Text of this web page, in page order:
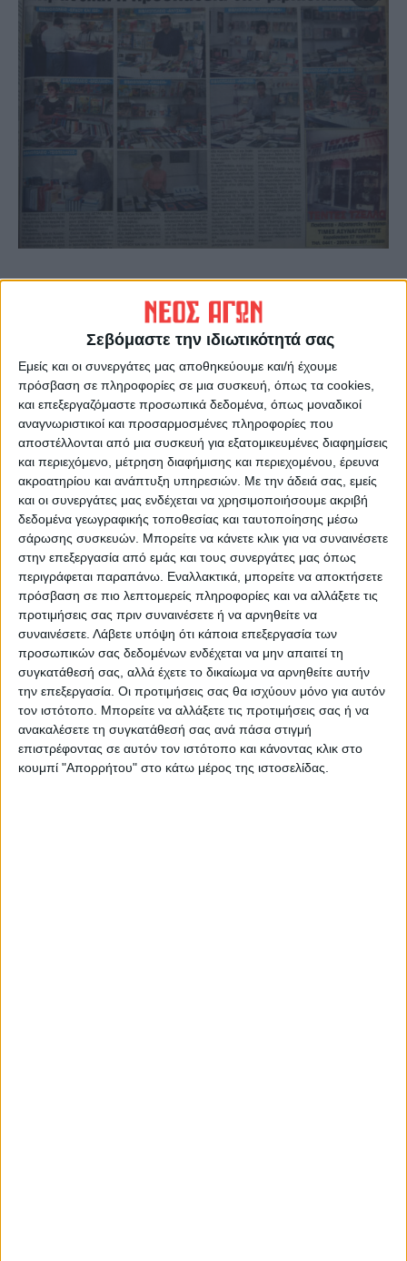
Σεβόμαστε την ιδιωτικότητά σας
Εμείς και οι συνεργάτες μας αποθηκεύουμε και/ή έχουμε
πρόσβαση σε πληροφορίες σε μια συσκευή, όπως τα cookies,
και επεξεργαζόμαστε προσωπικά δεδομένα, όπως μοναδικοί
αναγνωριστικοί και προσαρμοσμένες πληροφορίες που
αποστέλλονται από μια συσκευή για εξατομικευμένες διαφημίσεις
και περιεχόμενο, μέτρηση διαφήμισης και περιεχομένου, έρευνα
ακροατηρίου και ανάπτυξη υπηρεσιών. Με την άδειά σας, εμείς
και οι συνεργάτες μας ενδέχεται να χρησιμοποιήσουμε ακριβή
δεδομένα γεωγραφικής τοποθεσίας και ταυτοποίησης μέσω
σάρωσης συσκευών. Μπορείτε να κάνετε κλικ για να συναινέσετε
στην επεξεργασία από εμάς και τους συνεργάτες μας όπως
περιγράφεται παραπάνω. Εναλλακτικά, μπορείτε να αποκτήσετε
πρόσβαση σε πιο λεπτομερείς πληροφορίες και να αλλάξετε τις
προτιμήσεις σας πριν συναινέσετε ή να αρνηθείτε να
συναινέσετε. Λάβετε υπόψη ότι κάποια επεξεργασία των
προσωπικών σας δεδομένων ενδέχεται να μην απαιτεί τη
συγκατάθεσή σας, αλλά έχετε το δικαίωμα να αρνηθείτε αυτήν
την επεξεργασία. Οι προτιμήσεις σας θα ισχύουν μόνο για αυτόν
τον ιστότοπο. Μπορείτε να αλλάξετε τις προτιμήσεις σας ή να
ανακαλέσετε τη συγκατάθεσή σας ανά πάσα στιγμή
επιστρέφοντας σε αυτόν τον ιστότοπο και κάνοντας κλικ στο
κουμπί "Απορρήτου" στο κάτω μέρος της ιστοσελίδας.
διοργάνωσε ο Δήμος Καρδίτσας (επί
Δημαρχίας Χρ. Τέγου) με τις Βιβλιοθήκες
του, τη Λαϊκή Βιβλιοθήκη «Η Αθηνά» και το
Σύλλογο Βιβλιοπωλών Καρδίτσας, οι οποίοι
συνεργάστηκαν για τον σχεδιασμό και την
υλοποίηση της ιδέας.
«Η καρδιά της Καρδίτσας χτυπούσε
δυνατά- πολιτιστικά»
Η Έκθεση έτυχε μεγάλης αποδοχής από τους
Καρδιτσιώτες, οι οποίοι συμμετείχαν
καθημερινά με μαζική παρουσία και
συνεχίστηκε με επιτυχία τα επόμενα χρόνια.
Κάθε χρόνο, κατά τις ημέρες διεξαγωγής
της, επίσημοι καλεσμένοι, επισκέπτες,
κάτοικοι της πόλης, βιβλιόφιλοι και
βιβλιοφάγοι έδιναν καθημερινά το «παρών»
στα περίπτερα που ήταν γεμάτα από κόσμο.
Η καρδιά της Καρδίτσας χτυπούσε δυνατά-
πολιτιστικά στο χώρο του Παυσίλυπου.